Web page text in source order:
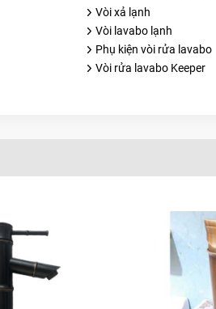
Vòi xả lạnh
Vòi lavabo lạnh
Phụ kiện vòi rửa lavabo
Vòi rửa lavabo Keeper